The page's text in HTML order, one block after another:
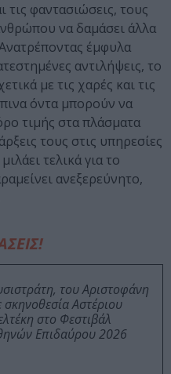
τις φαντασιώσεις, τους
να δαμάσει άλλα
έμφυλα
αντιλήψεις, το
με τις χαρές και τις
όντα μπορούν να
τιμής στα πλάσματα
τους στις υπηρεσίες
τελικά για το
ανεξερεύνητο,
του Αριστοφάνη
σκηνοθεσία Αστέριου
στο Φεστιβάλ
Επιδαύρου 2026